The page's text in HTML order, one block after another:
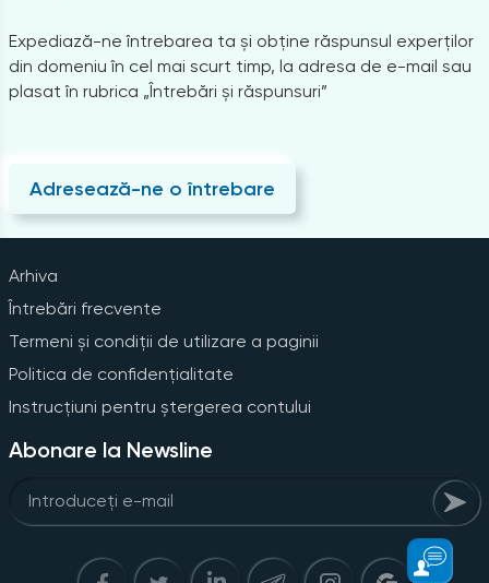
Expediază-ne întrebarea ta și obține răspunsul experților
din domeniu în cel mai scurt timp, la adresa de e-mail sau
plasat în rubrica „Întrebări și răspunsuri”
Adresează-ne o întrebare
Arhiva
Întrebări frecvente
Termeni și condiții de utilizare a paginii
Politica de confidențialitate
Instrucțiuni pentru ștergerea contului
Abonare la Newsline